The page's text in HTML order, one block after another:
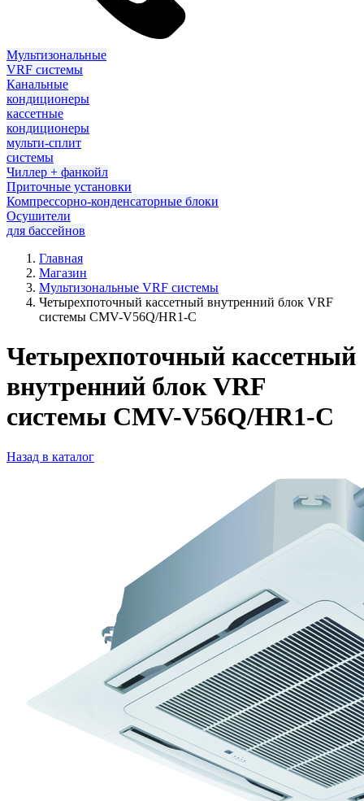
Мультизональные
VRF системы
Канальные
кондиционеры
кассетные
кондиционеры
мульти-сплит
системы
Чиллер + фанкойл
Приточные установки
Компрессорно-конденсаторные блоки
Осушители
для бассейнов
Главная
Магазин
Мультизональные VRF системы
Четырехпоточный кассетный внутренний блок VRF
системы CMV-V56Q/HR1-C
Четырехпоточный кассетный
внутренний блок VRF
системы CMV-V56Q/HR1-C
Назад в каталог